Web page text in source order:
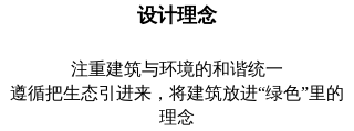
设计理念
注重建筑与环境的和谐统一
遵循把生态引进来，将建筑放进“绿色”里的
理念